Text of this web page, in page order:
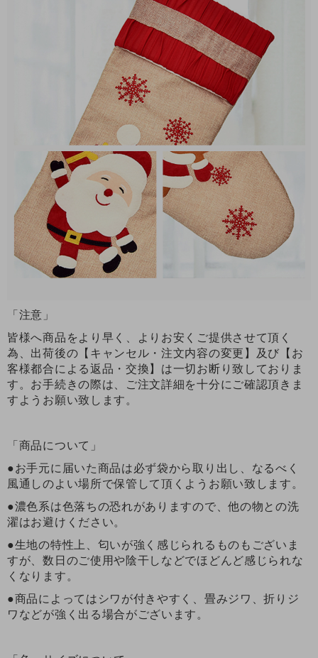
「注意」
皆様へ商品をより早く、よりお安くご提供させて頂く
為、出荷後の【キャンセル・注文内容の変更】及び【お
客様都合による返品・交換】は一切お断り致しておりま
す。お手続きの際は、ご注文詳細を十分にご確認頂きま
すようお願い致します。
「商品について」
●お手元に届いた商品は必ず袋から取り出し、なるべく
風通しのよい場所で保管して頂くようお願い致します。
●濃色系は色落ちの恐れがありますので、他の物との洗
濯はお避けください。
●生地の特性上、匂いが強く感じられるものもございま
すが、数日のご使用や陰干しなどでほどんど感じられな
くなります。
●商品によってはシワが付きやすく、畳みジワ、折りジ
ワなどが強く出る場合がございます。